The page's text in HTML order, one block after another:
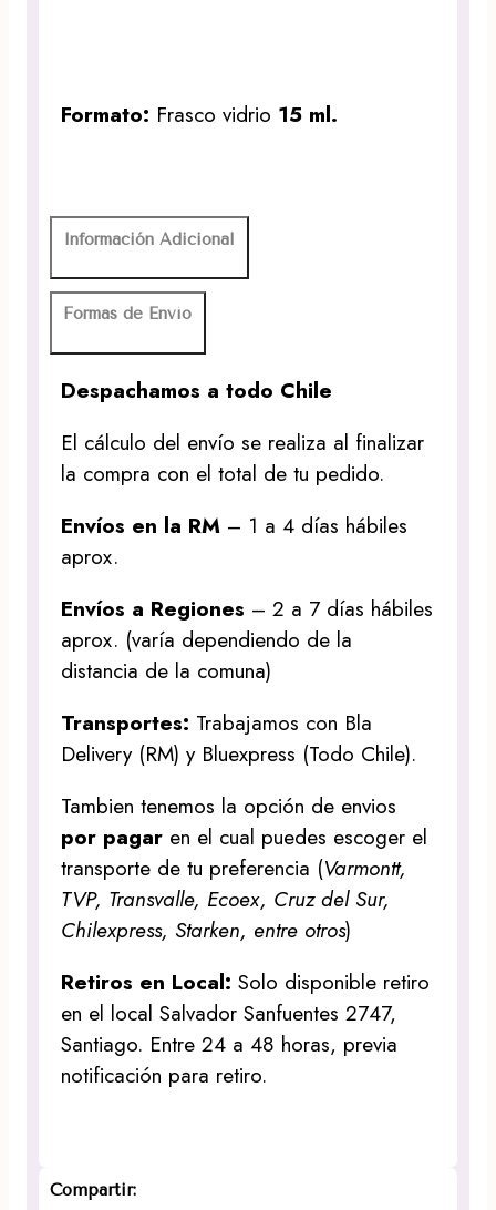
Formato: Frasco vidrio 15 ml.
Información Adicional
Formas de Envío
Despachamos a todo Chile
El cálculo del envío se realiza al finalizar
la compra con el total de tu pedido.
Envíos en la RM – 1 a 4 días hábiles
aprox.
Envíos a Regiones – 2 a 7 días hábiles
aprox. (varía dependiendo de la
distancia de la comuna)
Transportes: Trabajamos con Bla
Delivery (RM) y Bluexpress (Todo Chile).
Tambien tenemos la opción de envios
por pagar en el cual puedes escoger el
transporte de tu preferencia (Varmontt,
TVP, Transvalle, Ecoex, Cruz del Sur,
Chilexpress, Starken, entre otros)
Retiros en Local:Solo disponible retiro
en el local Salvador Sanfuentes 2747,
Santiago. Entre 24 a 48 horas, previa
notificación para retiro.
Compartir: